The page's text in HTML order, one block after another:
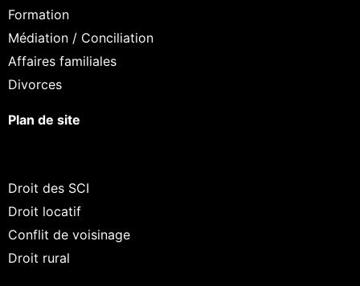
Formation
Médiation / Conciliation
Affaires familiales
Divorces
Plan de site
Droit des SCI
Droit locatif
Conflit de voisinage
Droit rural